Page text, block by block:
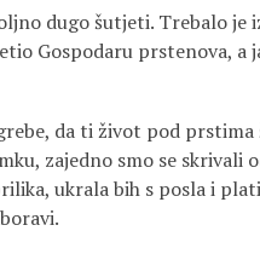
dugo šutjeti. Trebalo je
Gospodaru prstenova, a
da ti život pod
zajedno smo se skrivali
ukrala bih s posla i